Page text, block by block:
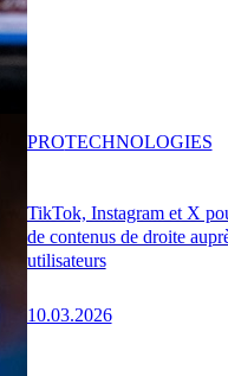
TikTok, Instagram et X
de contenus de droite
utilisateurs
10.03.2026
PROTECHNOLOGIES